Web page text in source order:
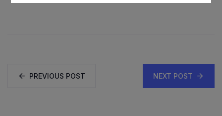
PREVIOUS POST NEXT POST